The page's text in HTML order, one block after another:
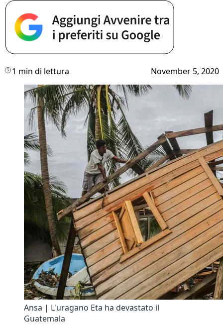
1 min di lettura November 5, 2020
Ansa | L'uragano Eta ha devastato il
Guatemala